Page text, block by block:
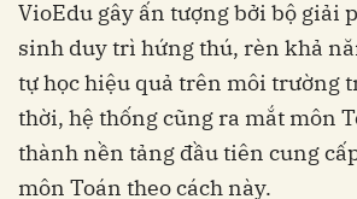
sinh duy trì hứng thú, rèn khả
tự học hiệu quả trên môi trường
thời, hệ thống cũng ra mắt môn
thành nền tảng đầu tiên cung